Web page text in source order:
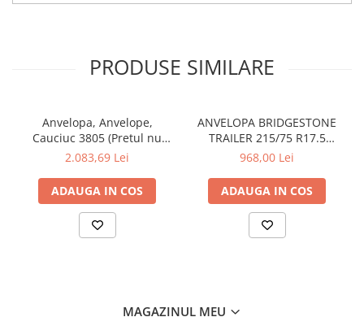
PRODUSE SIMILARE
Anvelopa, Anvelope,
Cauciuc 3805 (Pretul nu
contine ecovaloare si
2.083,69 Lei
ADAUGA IN COS
ANVELOPA BRIDGESTONE
TRAILER 215/75 R17.5
R168Z, Anvelope, Cauciuc
ecovaloare si transport)
968,00 Lei
ADAUGA IN COS
MAGAZINUL MEU